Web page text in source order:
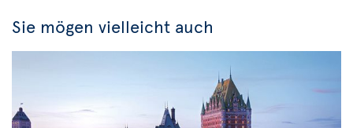
Sie mögen vielleicht auch